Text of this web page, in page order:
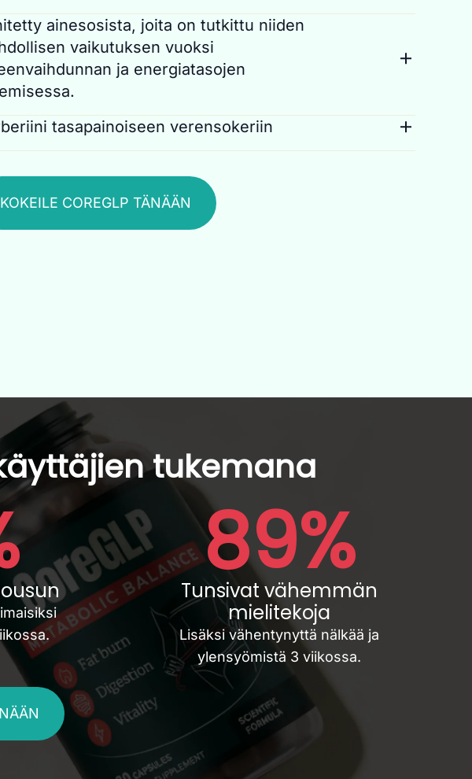
hyödyntää luonnon voimaa ainesosilla, kuten
ja B12-vitamiinilla, jotka on huolellisesti valittu
kyvyn perusteella tukea aineenvaihduntaa, hillitä
ja lisätä energiaa. Ei keinotekoisia lisäaineita – vain
todistettuja ainesosia, jotka toimivat kehosi kanssa.
ainesosista, joita on tutkittu niiden
vaikutuksen vuoksi
ja energiatasojen
sisältää yhdisteitä, kuten berberiiniä, vihreä tee -uutetta
ja kromipikolinaattia – kukin valittu niiden kyvyn
polttoa ja auttaa ylläpitämään pitkäkestoista energian
Yhdessä nämä ainesosat aktivoivat kehosi
aineenvaihdunnan toimintoja pitääksesi sinut
tasapainoiseen verensokeriin
on voimakas kasviperäinen alkaloidi, joka tukee
synergisesti kehosi luonnollisten prosessien kanssa,
ylläpitämään tasapainoisia energiatasoja ja vähentäen ei-
KOKEILE COREGLP TÄNÄÄN
tukemana
89%
Tunsivat vähemmän
mielitekoja
Lisäksi vähentynyttä nälkää ja
ylensyömistä 3 viikossa.